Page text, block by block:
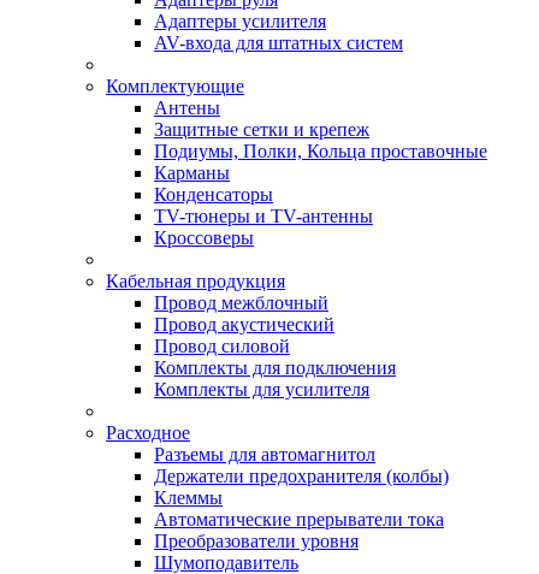
Адаптеры усилителя
AV-входа для штатных систем
Комплектующие
Антены
Защитные сетки и крепеж
Подиумы, Полки, Кольца проставочные
Карманы
Конденсаторы
TV-тюнеры и TV-антенны
Кроссоверы
Кабельная продукция
Провод межблочный
Провод акустический
Провод силовой
Комплекты для подключения
Комплекты для усилителя
Расходное
Разъемы для автомагнитол
Держатели предохранителя (колбы)
Клеммы
Автоматические прерыватели тока
Преобразователи уровня
Шумоподавитель